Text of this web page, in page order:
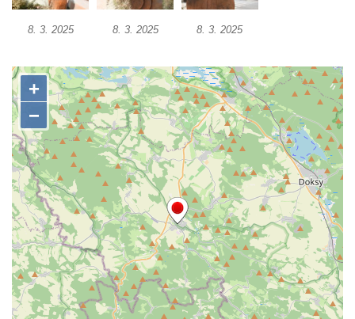
Pomník Vojtěcha Adalberta Lanny v parku
Na Sadech v Českých Budějovicích
Sadech v Českých Budějovicích
Socha Mateřství v parku Na Sadech v
Českých Budějovicích
Památník Otokara Mokrého v parku Na
Sadech v Českých Budějovicích
Poslední dochovaný tramvajový sloup na
Pražské třídě v Českých Budějovicích
Socha Civilizovaní na Husově třídě v
Českých Budějovicích
Socha svatého Jana Nepomuckého Na
Sadech u Mlýnské stoky v Českých
8. 3. 2025 8. 3. 2025 8. 3. 2025